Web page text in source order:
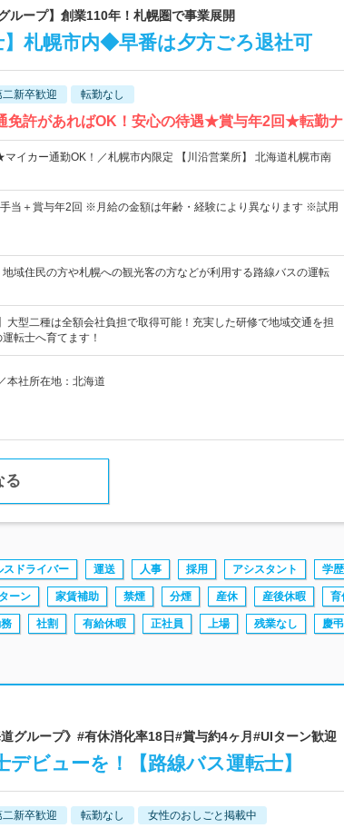
ループ】創業110年！札幌圏で事業展開
札幌市内◆早番は夕方ごろ退社可
二新卒歓迎 転勤なし
免許があればOK！安心の待遇★賞与年2回★転勤
イカー通勤OK！／札幌市内限定 【川沿営業所】 北海道札幌市南
当＋賞与年2回 ※月給の金額は年齢・経験により異なります ※試用
地域住民の方や札幌への観光客の方などが利用する路線バスの運転
大型二種は全額会社負担で取得可能！充実した研修で地域交通を担
転士へ育てます！
本社所在地：北海道
る
スドライバー 運送 人事 採用 アシスタント 学
ーン 家賃補助 禁煙 分煙 産休 産後休暇 育
社割 有給休暇 正社員 上場 残業なし 慶
グループ》#有休消化率18日#賞与約4ヶ月#UIターン歓迎
ビューを！【路線バス運転士】
二新卒歓迎 転勤なし 女性のおしごと掲載中